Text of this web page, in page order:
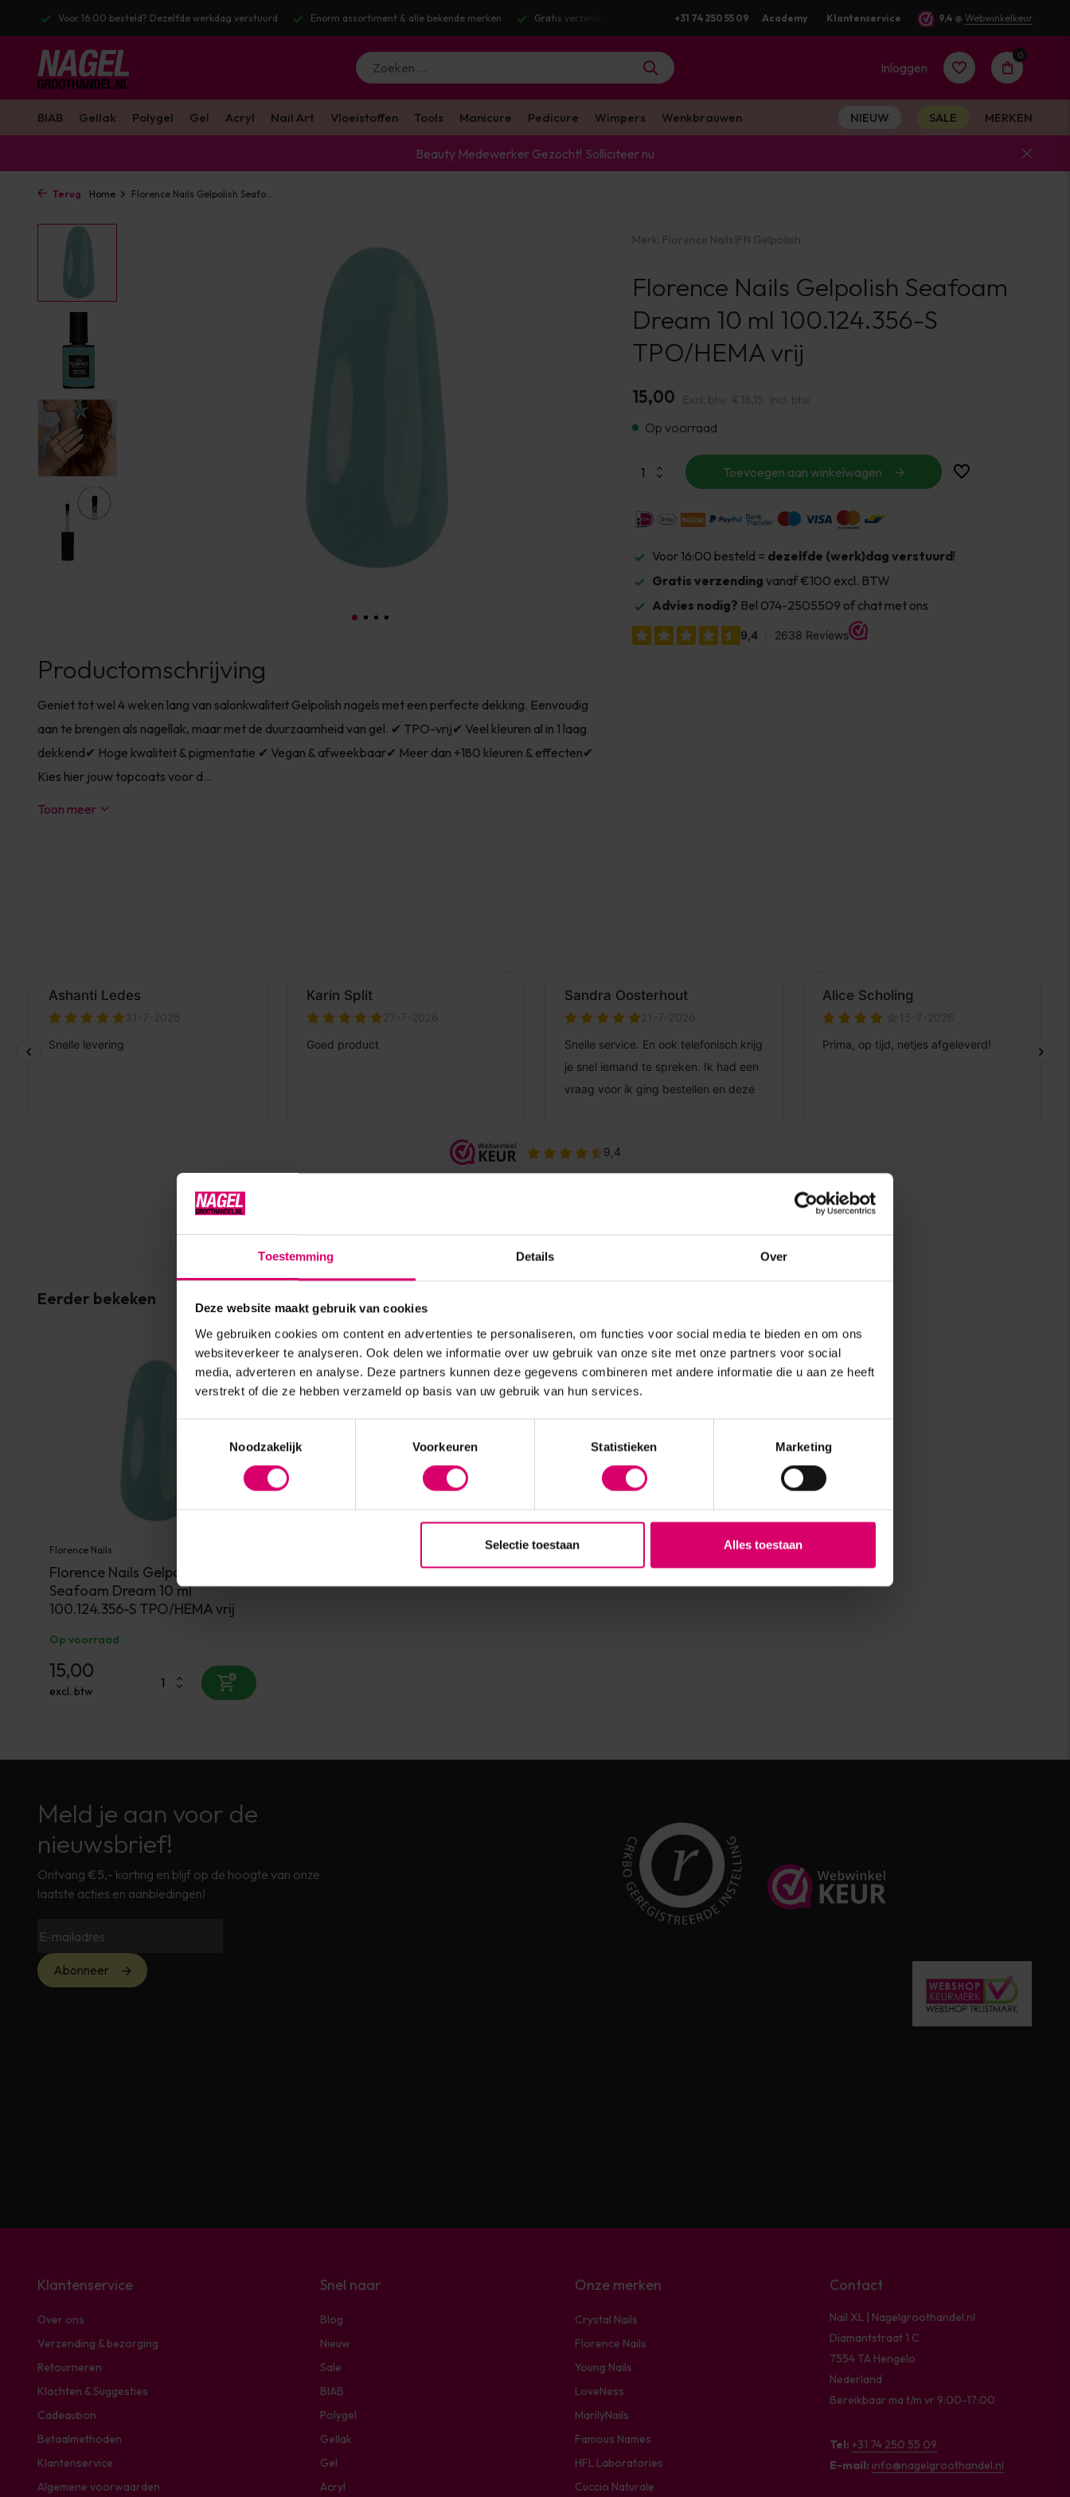
Toestemming Details Over
Deze website maakt gebruik van cookies
We gebruiken cookies om content en advertenties te personaliseren, om functies voor social media te bieden en om ons
websiteverkeer te analyseren. Ook delen we informatie over uw gebruik van onze site met onze partners voor social
media, adverteren en analyse. Deze partners kunnen deze gegevens combineren met andere informatie die u aan ze heeft
verstrekt of die ze hebben verzameld op basis van uw gebruik van hun services.
Noodzakelijk
Voorkeuren Statistieken Marketing
Selectie toestaan Alles toestaan
Dezelfde werkdag verstuurd Enorm assortiment & alle bekende merken Gratis verzending v.a. €100 excl. BTW Voor 16:00 besteld? Dezelfde werkdag verstuurd
+31 74 250 55 09 Academy Klantenservice 9,4 @ Webwinkelkeur
Inloggen
Account
aanmaken
0
BIAB Gellak Polygel Gel Acryl Nail Art Vloeistoffen Tools Manicure Pedicure Wimpers Wenkbrauwen NIEUW SALE MERKEN
Beauty Medewerker Gezocht! Solliciteer nu
Terug Home Florence Nails Gelpolish Seafo...
Productomschrijving
Geniet tot wel 4 weken lang van salonkwaliteit Gelpolish nagels met een perfecte dekking. Eenvoudig
aan te brengen als nagellak, maar met de duurzaamheid van gel. ✔ TPO-vrij✔ Veel kleuren al in 1 laag
dekkend✔ Hoge kwaliteit & pigmentatie ✔ Vegan & afweekbaar✔ Meer dan +180 kleuren & effecten✔
Kies hier jouw topcoats voor d...
Toon meer
Merk: Florence Nails|FN Gelpolish
Florence Nails Gelpolish Seafoam
Dream 10 ml 100.124.356-S
TPO/HEMA vrij
15,00 Excl. btw €18,15 Incl. btw
Op voorraad
Toevoegen aan winkelwagen
Voor 16:00 besteld = dezelfde (werk)dag verstuurd!
Gratis verzending vanaf €100 excl. BTW
Advies nodig? Bel 074-2505509 of chat met ons
Eerder bekeken
Florence Nails
Florence Nails Gelpolish
Seafoam Dream 10 ml
100.124.356-S TPO/HEMA vrij
Op voorraad
15,00
excl. btw
Meld je aan voor de
nieuwsbrief!
Ontvang €5,- korting en blijf op de hoogte van onze
laatste acties en aanbiedingen!
Abonneer
Klantenservice
Over ons
Verzending & bezorging
Retourneren
Klachten & Suggesties
Cadeaubon
Betaalmethoden
Klantenservice
Algemene voorwaarden
Snel naar
Blog
Nieuw
Sale
BIAB
Polygel
Gellak
Gel
Acryl
Onze merken
Crystal Nails
Florence Nails
Young Nails
LoveNess
MarilyNails
Famous Names
HFL Laboratories
Cuccio Naturale
Contact
Nail XL | Nagelgroothandel.nl
Diamantstraat 1 C
7554 TA Hengelo
Nederland
Bereikbaar ma t/m vr 9:00-17:00
Tel: +31 74 250 55 09
E-mail: info@nagelgroothandel.nl